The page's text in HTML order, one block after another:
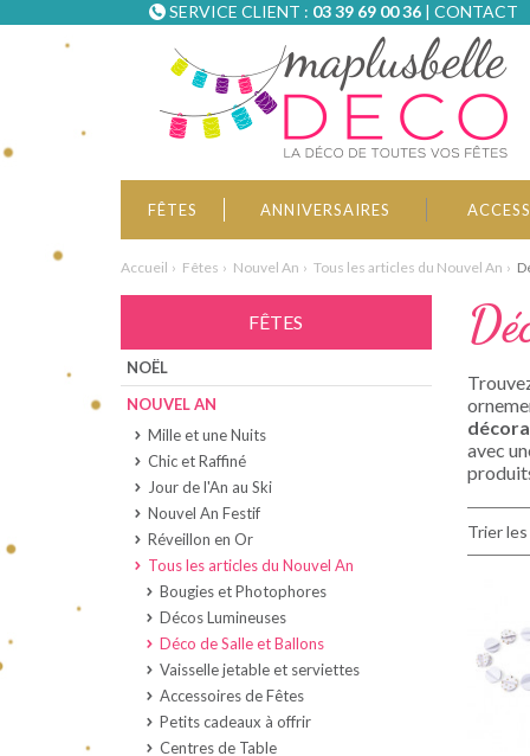
SERVICE CLIENT : 03 39 69 00 36| CONTACT
FÊTES ANNIVERSAIRES
Accueil Fêtes Nouvel An Tous les articles du Nouvel An
FÊTES
NOËL
NOUVEL AN
Mille et une Nuits
Chic et Raffiné
Jour de l'An au Ski
Nouvel An Festif
Réveillon en Or
Tous les articles du Nouvel An
Bougies et Photophores
Décos Lumineuses
Déco de Salle et Ballons
Vaisselle jetable et serviettes
Accessoires de Fêtes
Petits cadeaux à offrir
Centres de Table
avec
Trier